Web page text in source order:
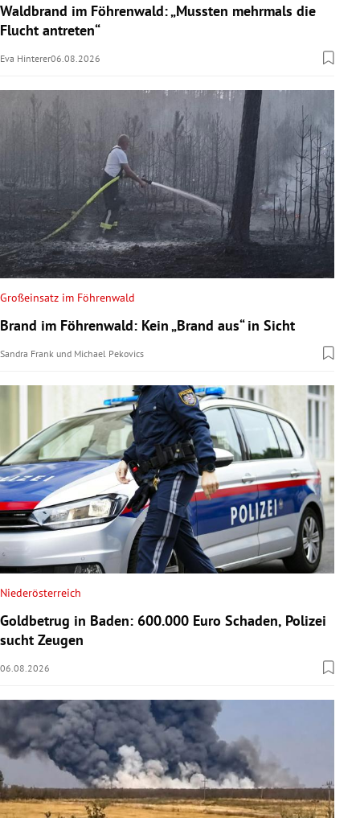
Waldbrand im Föhrenwald: „Mussten mehrmals die
Flucht antreten“
Eva Hinterer06.08.2026
Großeinsatz im Föhrenwald
Brand im Föhrenwald: Kein „Brand aus“ in Sicht
Sandra Frank und Michael Pekovics
Niederösterreich
Goldbetrug in Baden: 600.000 Euro Schaden, Polizei
sucht Zeugen
06.08.2026